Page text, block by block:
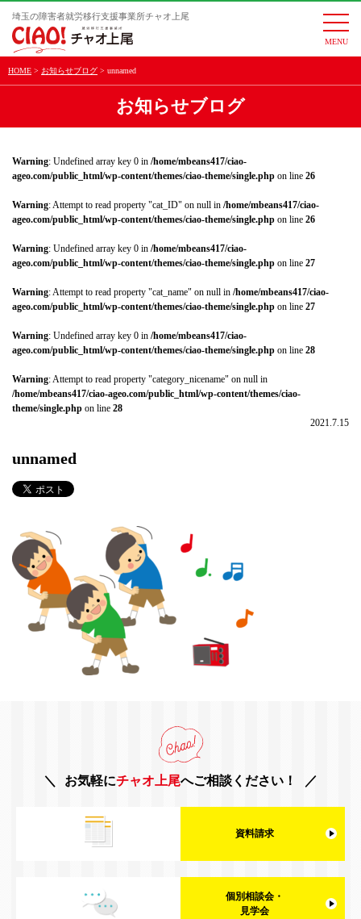
埼玉の障害者就労移行支援事業所チャオ上尾
HOME お知らせブログ unnamed
お知らせブログ
Warning: Undefined array key 0 in /home/mbeans417/ciao-
ageo.com/public_html/wp-content/themes/ciao-theme/single.php on line 26
Warning: Attempt to read property "cat_ID" on null in /home/mbeans417/ciao-
ageo.com/public_html/wp-content/themes/ciao-theme/single.php on line 26
Warning: Undefined array key 0 in /home/mbeans417/ciao-
ageo.com/public_html/wp-content/themes/ciao-theme/single.php on line 27
Warning: Attempt to read property "cat_name" on null in /home/mbeans417/ciao-
ageo.com/public_html/wp-content/themes/ciao-theme/single.php on line 27
Warning: Undefined array key 0 in /home/mbeans417/ciao-
ageo.com/public_html/wp-content/themes/ciao-theme/single.php on line 28
Warning: Attempt to read property "category_nicename" on null in
/home/mbeans417/ciao-ageo.com/public_html/wp-content/themes/ciao-
theme/single.php on line 28
2021.7.15
unnamed
お気軽にチャオ上尾へご相談ください！
資料請求
個別相談会・
見学会